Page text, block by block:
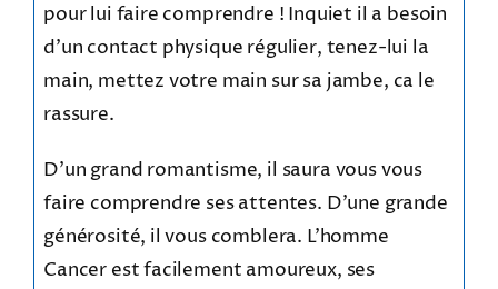
pour lui faire comprendre ! Inquiet il a besoin
d’un contact physique régulier, tenez-lui la
main, mettez votre main sur sa jambe, ca le
rassure.
D’un grand romantisme, il saura vous vous
faire comprendre ses attentes. D’une grande
générosité, il vous comblera. L’homme
Cancer est facilement amoureux, ses